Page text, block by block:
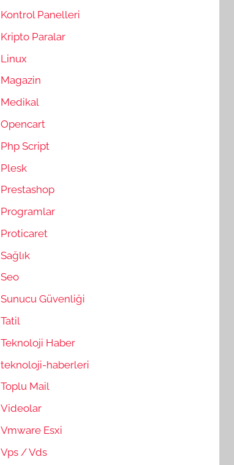
Kontrol Panelleri
Kripto Paralar
Linux
Magazin
Medikal
Opencart
Php Script
Plesk
Prestashop
Programlar
Proticaret
Sağlık
Seo
Sunucu Güvenliği
Tatil
Teknoloji Haber
teknoloji-haberleri
Toplu Mail
Videolar
Vmware Esxi
Vps / Vds